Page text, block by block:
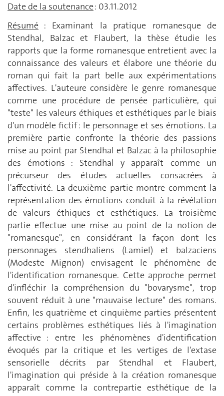
Date de la soutenance: 03.11.2012
Résumé : Examinant la pratique romanesque de
Stendhal, Balzac et Flaubert, la thèse étudie les
rapports que la forme romanesque entretient avec la
connaissance des valeurs et élabore une théorie du
roman qui fait la part belle aux expérimentations
affectives. L'auteure considère le genre romanesque
comme une procédure de pensée particulière, qui
"teste" les valeurs éthiques et esthétiques par le biais
d'un modèle fictif : le personnage et ses émotions. La
première partie confronte la théorie des passions
mise au point par Stendhal et Balzac à la philosophie
des émotions : Stendhal y apparaît comme un
précurseur des études actuelles consacrées à
l'affectivité. La deuxième partie montre comment la
représentation des émotions conduit à la révélation
de valeurs éthiques et esthétiques. La troisième
partie effectue une mise au point de la notion de
"romanesque", en considérant la façon dont les
personnages stendhaliens (Lamiel) et balzaciens
(Modeste Mignon) envisagent le phénomène de
l'identification romanesque. Cette approche permet
d'infléchir la compréhension du "bovarysme", trop
souvent réduit à une "mauvaise lecture" des romans.
Enfin, les quatrième et cinquième parties présentent
certains problèmes esthétiques liés à l'imagination
affective : entre les phénomènes d'identification
évoqués par la critique et les vertiges de l'extase
sensorielle décrits par Stendhal et Flaubert,
l'imagination qui préside à la création romanesque
apparaît comme la contrepartie esthétique de la